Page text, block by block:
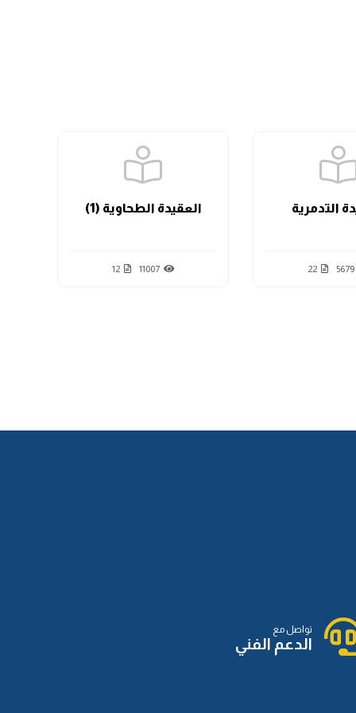
الدرس السادس عشر
التدمرية
5679
22
العقيدة الطحاوية (1)
11007
12
تواصل مع
الدعم الفني